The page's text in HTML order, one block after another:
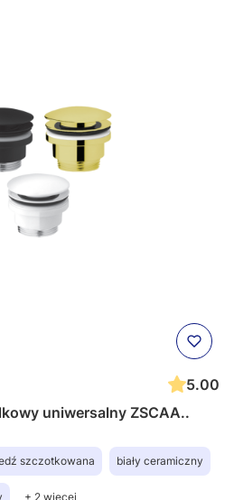
5.00
uniwersalny ZSCAA..
szczotkowana biały ceramiczny
+ 2 więcej